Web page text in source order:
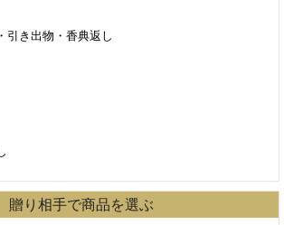
引き出物・香典返し
贈り相手で商品を選ぶ